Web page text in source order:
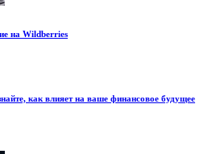
на Wildberries
как влияет на ваше финансовое будущее